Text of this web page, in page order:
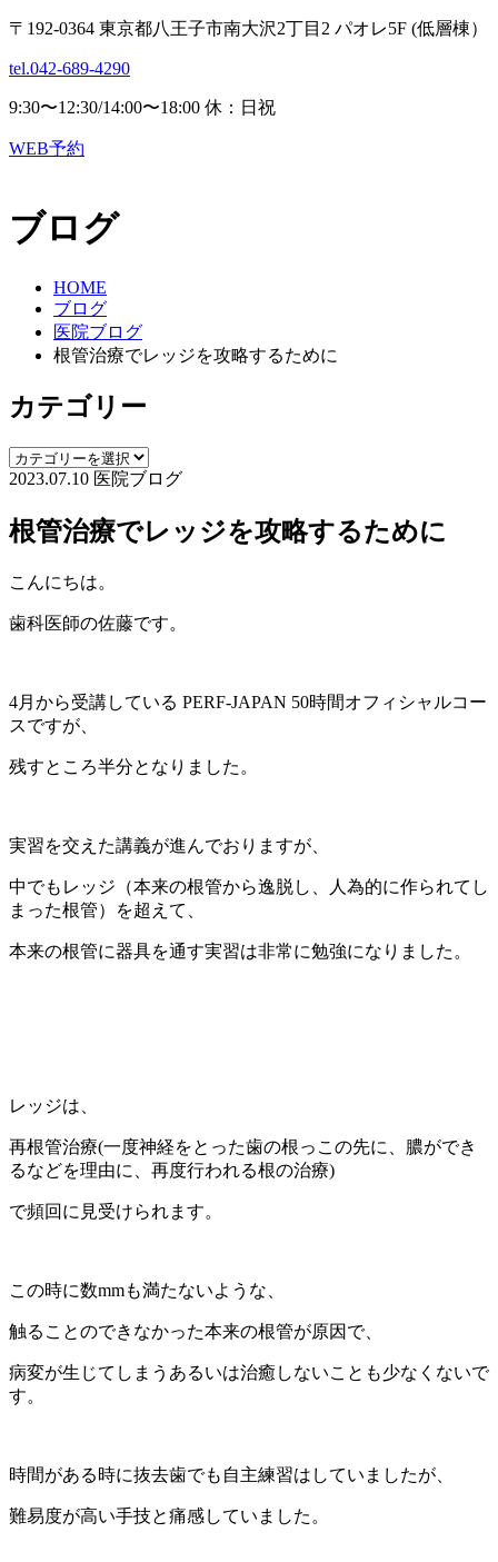
〒192-0364 東京都八王子市南大沢2丁目2 パオレ5F (低層棟）
tel.042-689-4290
9:30〜12:30/14:00〜18:00 休：日祝
WEB予約
ブログ
HOME
ブログ
医院ブログ
根管治療でレッジを攻略するために
カテゴリー
2023.07.10 医院ブログ
根管治療でレッジを攻略するために
こんにちは。
歯科医師の佐藤です。
4月から受講している PERF-JAPAN 50時間オフィシャルコー
スですが、
残すところ半分となりました。
実習を交えた講義が進んでおりますが、
中でもレッジ（本来の根管から逸脱し、人為的に作られてし
まった根管）を超えて、
本来の根管に器具を通す実習は非常に勉強になりました。
レッジは、
再根管治療(一度神経をとった歯の根っこの先に、膿ができ
るなどを理由に、再度行われる根の治療)
で頻回に見受けられます。
この時に数mmも満たないような、
触ることのできなかった本来の根管が原因で、
病変が生じてしまうあるいは治癒しないことも少なくないで
す。
時間がある時に抜去歯でも自主練習はしていましたが、
難易度が高い手技と痛感していました。